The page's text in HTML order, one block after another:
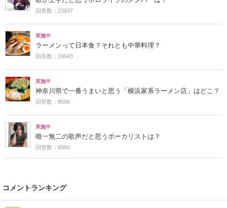
回答数：23837
実施中
ラーメンって日本食？それとも中華料理？
回答数：19643
実施中
神奈川県で一番うまいと思う「横浜家系ラーメン店」はどこ？
回答数：8506
実施中
唯一無二の歌声だと思うボーカリストは？
回答数：8080
コメントランキング